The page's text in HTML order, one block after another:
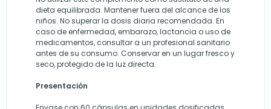
dieta equilibrada. Mantener fuera del alcance de los
niños. No superar la dosis diaria recomendada. En
caso de enfermedad, embarazo, lactancia o uso de
medicamentos, consultar a un profesional sanitario
antes de su consumo. Conservar en un lugar fresco y
seco, protegido de la luz directa.
Presentación